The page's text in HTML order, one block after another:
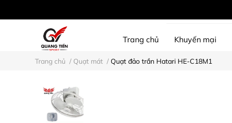
Trang chủ Khuyến mại
Trang chủ / Quạt mát / Quạt đảo trần Hatari HE-C18M1